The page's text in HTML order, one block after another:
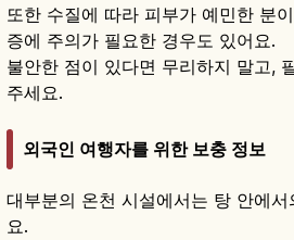
또한 수질에 따라 피부가 예민한 분
증에 주의가 필요한 경우도 있어요.
불안한 점이 있다면 무리하지 말고,
주세요.
외국인 여행자를 위한 보충 정보
대부분의 온천 시설에서는 탕 안에
요.